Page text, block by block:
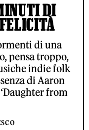
DI
di una
pensa troppo,
indie folk
di Aaron
from